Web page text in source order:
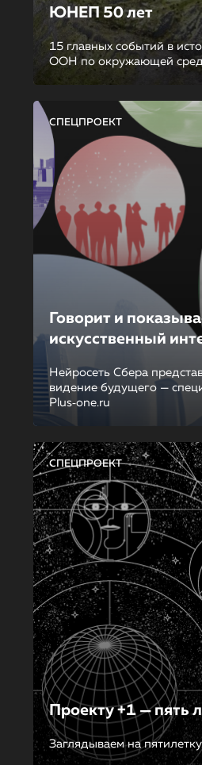
ЮНЕП 50 лет
15 главных событий в
ООН по окружающей
СПЕЦПРОЕКТ
Говорит и
искусственный
Нейросеть Сбера
видение будущего —
Plus‑one.ru
СПЕЦПРОЕКТ
Проекту +1 — пять
Заглядываем на